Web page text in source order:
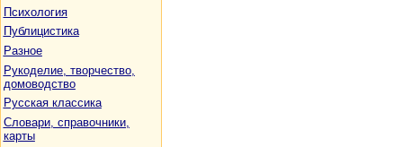
Психология
Публицистика
Разное
Рукоделие, творчество,
домоводство
Русская классика
Словари, справочники,
карты